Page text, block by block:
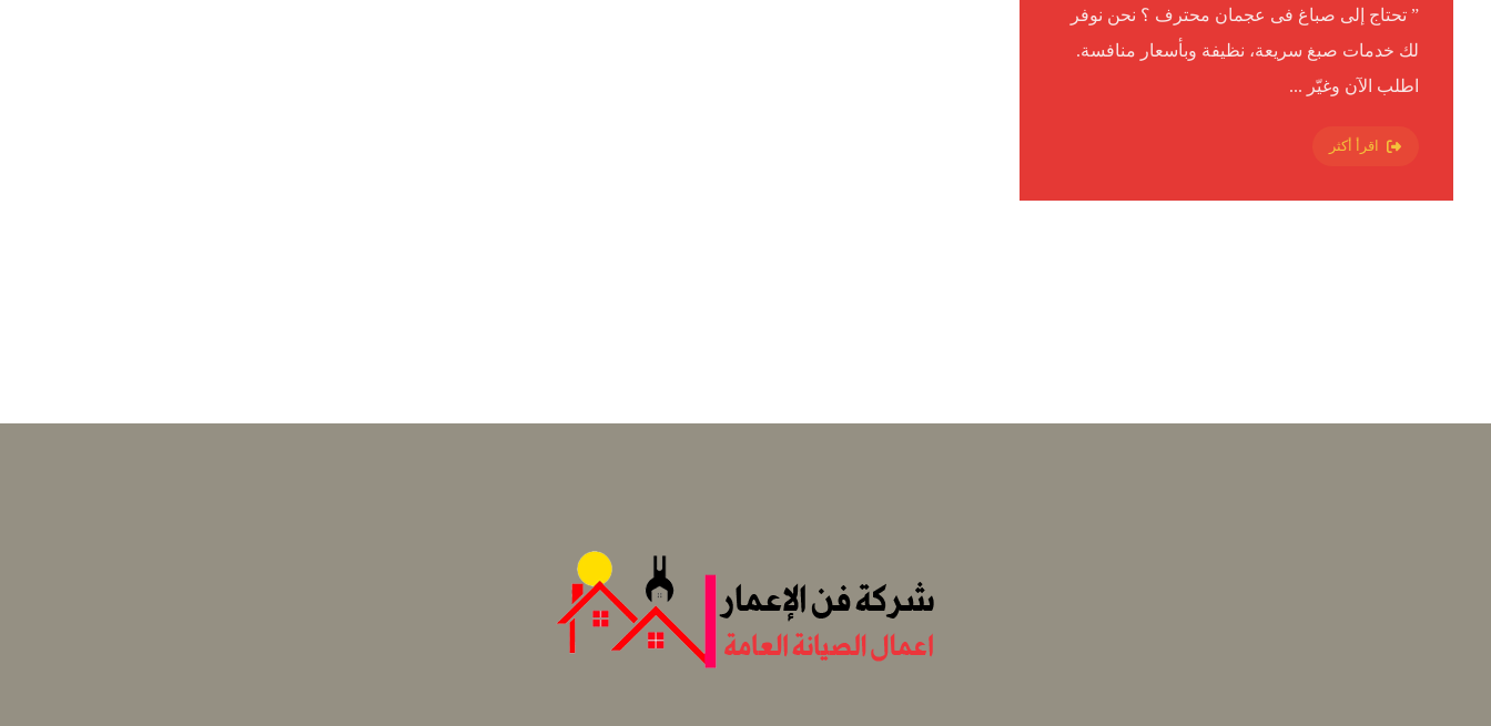
” تحتاج إلى صباغ فى عجمان محترف ؟ نحن نوفر
لك خدمات صبغ سريعة، نظيفة وبأسعار منافسة.
اطلب الآن وغيّر ...
اقرأ أكثر